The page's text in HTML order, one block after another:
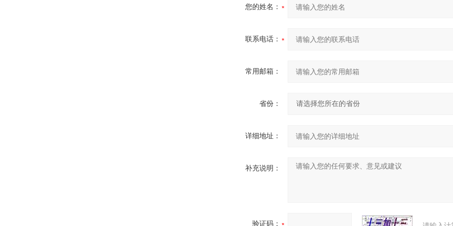
您的姓名：
联系电话：
常用邮箱：
省份：
详细地址：
补充说明：
验证码：